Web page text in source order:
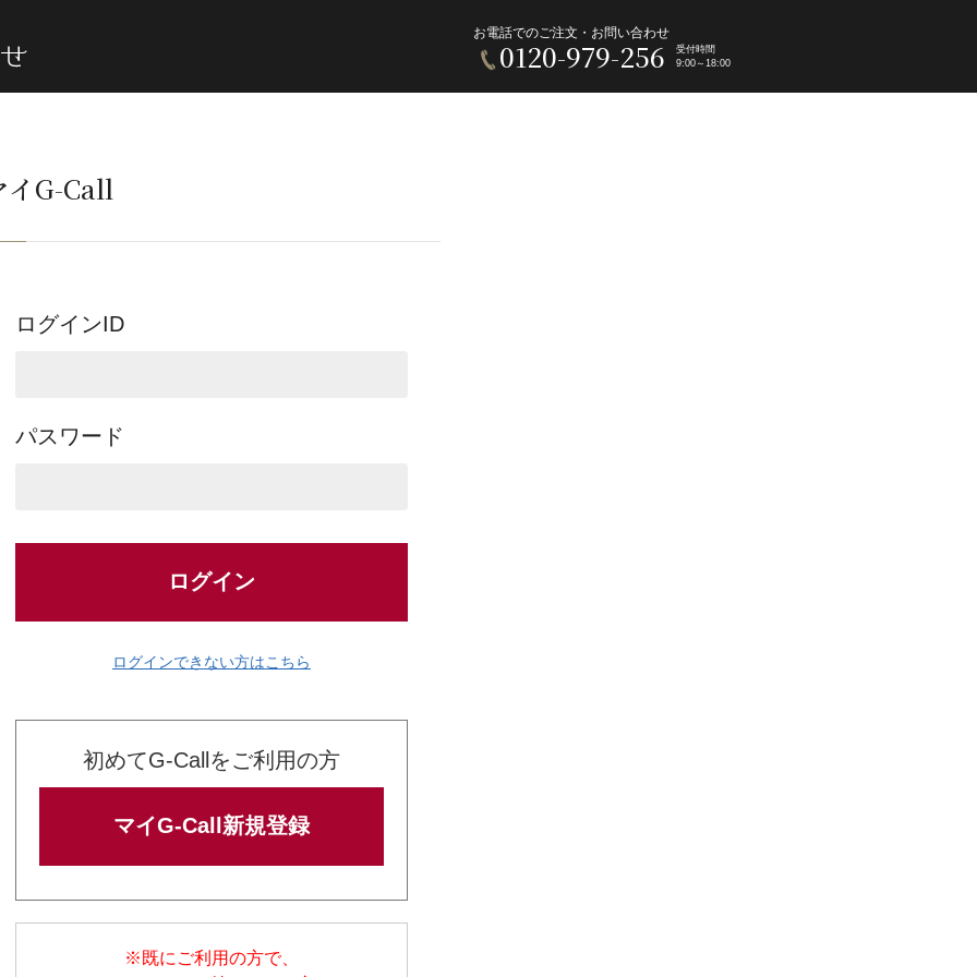
お電話でのご注文・お問い合わせ
0120-979-256
受付時間
9:00～18:00
イG-Call
ログインID
パスワード
ログイン
ログインできない方はこちら
初めてG-Callをご利用の方
マイG-Call新規登録
※既にご利用の方で、